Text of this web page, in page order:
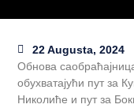
22 Augusta, 2024
Обнова
обухватајући пут за
Николиће и пут за